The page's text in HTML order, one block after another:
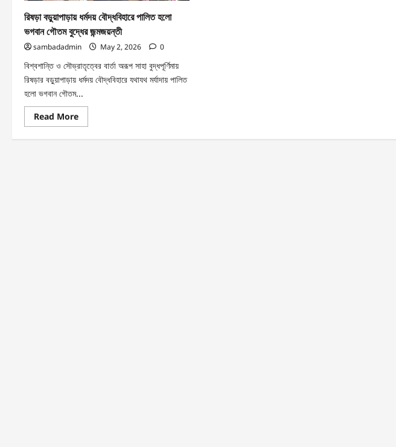
রিষড়া বড়ুয়াপাড়ায় ধর্মদয় বৌদ্ধবিহারে পালিত হলো
ভগবান গৌতম বুদ্ধের জন্মজয়ন্তী
sambadadmin May 2, 2026 0
বিশ্বশান্তি ও সৌভ্রাতৃত্বের বার্তা অরূপ সাহা বুদ্ধপূর্ণিমায়
রিষড়ার বড়ুয়াপাড়ায় ধর্মদয় বৌদ্ধবিহারে যথাযথ মর্যাদায় পালিত
হলো ভগবান গৌতম...
Read More